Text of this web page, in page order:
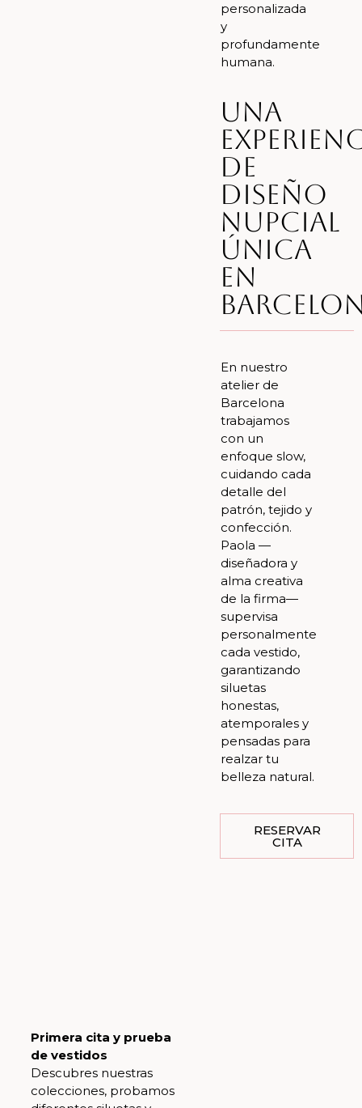
personalizada
y
profundamente
humana.
Una
de
diseño
nupcial
única
en
En nuestro
atelier de
Barcelona
trabajamos
con un
enfoque slow,
cuidando cada
detalle del
patrón, tejido y
confección.
Paola —
diseñadora y
alma creativa
de la firma—
supervisa
personalmente
cada vestido,
garantizando
siluetas
honestas,
atemporales y
pensadas para
realzar tu
belleza natural.
RESERVAR
CITA
Primera cita y prueba
de vestidos
Descubres nuestras
colecciones, probamos